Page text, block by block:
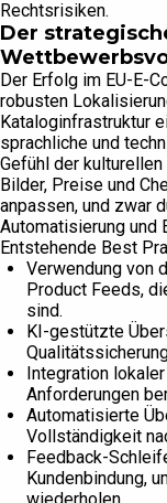
Rechtsrisiken.
Der
Der Erfolg im EU-E-
robusten
Kataloginfrastruktur
sprachliche und
Gefühl der
Bilder, Preise und
anpassen, und zwar
Automatisierung und
Entstehende Best
Verwendung von
Product Feeds,
sind.
KI-gestützte
Integration
Anforderungen
Automatisierte
Vollständigkeit
Feedback-
Kundenbindung,